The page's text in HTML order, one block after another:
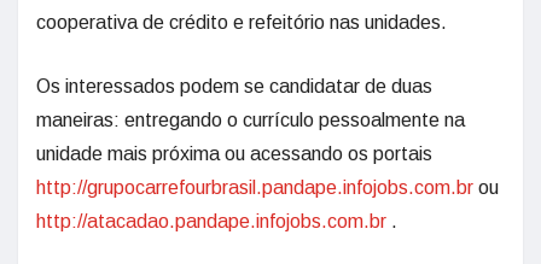
cooperativa de crédito e refeitório nas unidades.
Os interessados podem se candidatar de duas
maneiras: entregando o currículo pessoalmente na
unidade mais próxima ou acessando os portais
http://grupocarrefourbrasil.pandape.infojobs.com.br ou
http://atacadao.pandape.infojobs.com.br .